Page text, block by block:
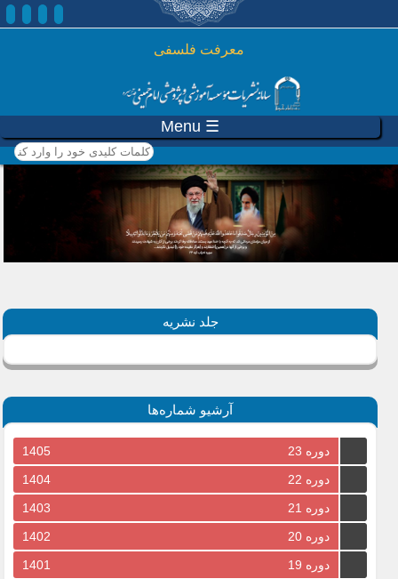
رفتن به محتوای اصلی
معرفت فلسفی
☰ Menu
کلمات کلیدی خود را وارد
کنید
جلد نشریه
آرشیو شماره‌ها
دوره 23
1405
دوره 22
1404
دوره 21
1403
دوره 20
1402
دوره 19
1401